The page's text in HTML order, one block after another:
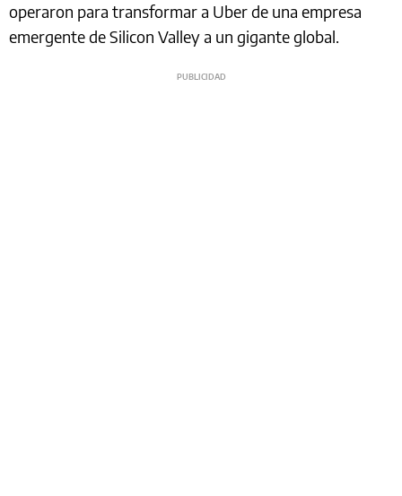
operaron para transformar a Uber de una empresa
emergente de Silicon Valley a un gigante global.